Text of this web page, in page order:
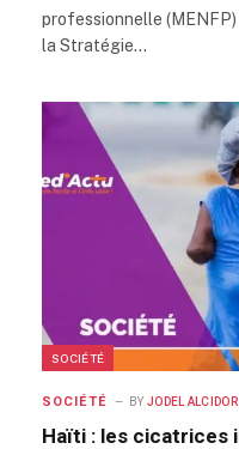
professionnelle
la Stratégie…
SOCIÉTÉ
SOCIÉTÉ BY JODEL ALCIDOR
Haïti : les cicatrices